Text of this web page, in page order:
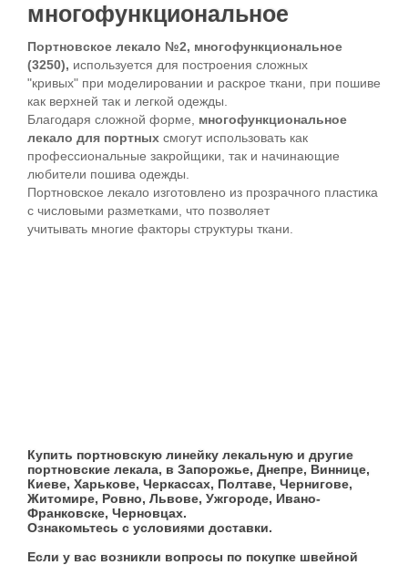
многофункциональное
Портновское лекало №2, многофункциональное
(3250), используется для построения сложных
"кривых" при моделировании и раскрое ткани, при пошиве
как верхней так и легкой одежды.
Благодаря сложной форме, многофункциональное
лекало для портных смогут использовать как
профессиональные закройщики, так и начинающие
любители пошива одежды.
Портновское лекало изготовлено из прозрачного пластика
с числовыми разметками, что позволяет
учитывать многие факторы структуры ткани.
Купить портновскую линейку лекальную и другие
портновские лекала, в Запорожье, Днепре, Виннице,
Киеве, Харькове, Черкассах, Полтаве, Чернигове,
Житомире, Ровно, Львове, Ужгороде, Ивано-
Франковске, Черновцах.
Ознакомьтесь с условиями доставки.
Если у вас возникли вопросы по покупке швейной